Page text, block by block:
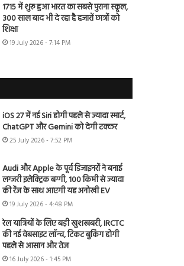
1715 में शुरू हुआ भारत का सबसे पुराना स्कूल,
300 साल बाद भी दे रहा है हजारों छात्रों को
शिक्षा
19 July 2026 - 7:14 PM
iOS 27 में नई Siri होगी पहले से ज्यादा स्मार्ट,
ChatGPT और Gemini को देगी टक्कर
25 July 2026 - 7:52 PM
Audi और Apple के पूर्व डिजाइनरों ने बनाई
लग्जरी इलेक्ट्रिक बग्गी, 100 किमी से ज्यादा
की रेंज के साथ आएगी यह अनोखी EV
19 July 2026 - 4:48 PM
रेल यात्रियों के लिए बड़ी खुशखबरी, IRCTC
की नई वेबसाइट लॉन्च, टिकट बुकिंग होगी
पहले से आसान और तेज
16 July 2026 - 1:45 PM